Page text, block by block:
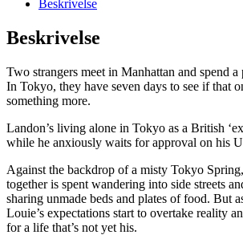
antal
Beskrivelse
Beskrivelse
Two strangers meet in Manhattan and spend a
In Tokyo, they have seven days to see if that
something more.
Landon’s living alone in Tokyo as a British
while he anxiously waits for approval on his
Against the backdrop of a misty Tokyo
together is spent wandering into side streets
sharing unmade beds and plates of food. But
Louie’s expectations start to overtake reality
for a life that’s not yet his.